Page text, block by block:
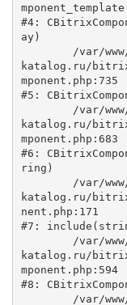
#4:
ay)
katalog.ru/
mponent.php:735
#5:
katalog.ru/
mponent.php:683
#6:
ring)
katalog.ru/
nent.php:171
#7:
katalog.ru/
mponent.php:594
#8: